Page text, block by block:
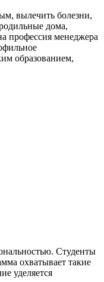
вылечить болезни,
дома,
профессия менеджера
образованием,
Студенты
охватывает такие
уделяется